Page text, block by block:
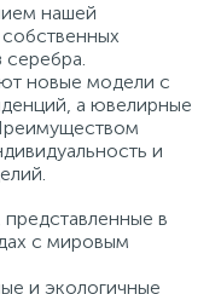
нашей
серебра.
новые модели с
а ювелирные
и
в
с мировым
и экологичные